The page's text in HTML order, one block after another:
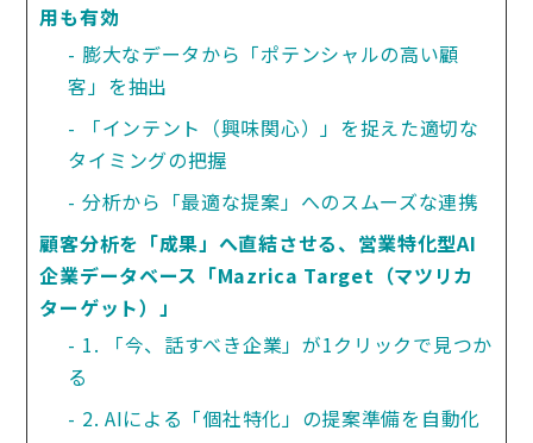
用も有効
膨大なデータから「ポテンシャルの高い顧
客」を抽出
「インテント（興味関心）」を捉えた適切な
タイミングの把握
分析から「最適な提案」へのスムーズな連携
顧客分析を「成果」へ直結させる、営業特化型AI
企業データベース「Mazrica Target（マツリカ
ターゲット）」
1. 「今、話すべき企業」が1クリックで見つか
る
2. AIによる「個社特化」の提案準備を自動化